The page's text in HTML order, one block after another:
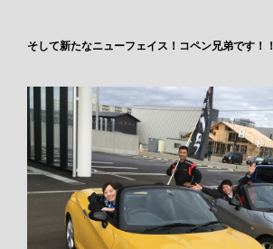
そして新たなニューフェイス！ コペン兄弟です！！